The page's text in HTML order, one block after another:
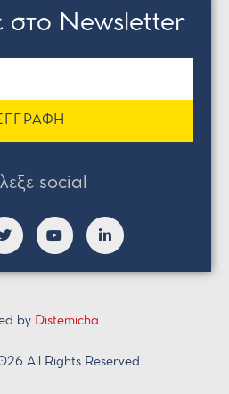
στο Newsletter
social
by Distemicha
All Rights Reserved